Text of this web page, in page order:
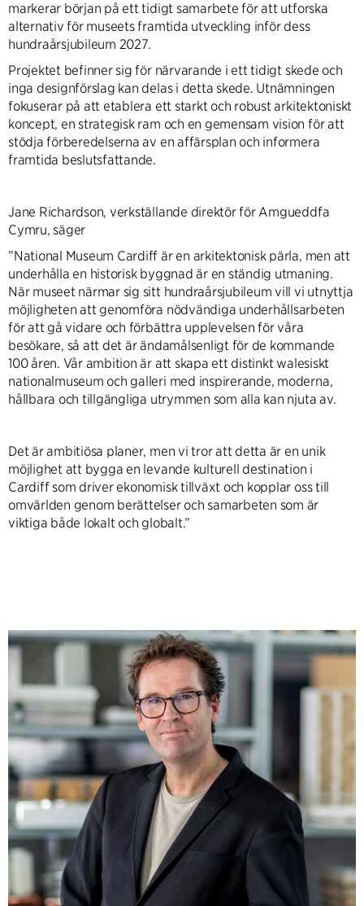
markerar början på ett tidigt samarbete för att utforska
alternativ för museets framtida utveckling inför dess
hundraårsjubileum 2027.
Projektet befinner sig för närvarande i ett tidigt skede och
inga designförslag kan delas i detta skede. Utnämningen
fokuserar på att etablera ett starkt och robust arkitektoniskt
koncept, en strategisk ram och en gemensam vision för att
stödja förberedelserna av en affärsplan och informera
framtida beslutsfattande.
Jane Richardson, verkställande direktör för Amgueddfa
Cymru, säger
”National Museum Cardiff är en arkitektonisk pärla, men att
underhålla en historisk byggnad är en ständig utmaning.
När museet närmar sig sitt hundraårsjubileum vill vi utnyttja
möjligheten att genomföra nödvändiga underhållsarbeten
för att gå vidare och förbättra upplevelsen för våra
besökare, så att det är ändamålsenligt för de kommande
100 åren. Vår ambition är att skapa ett distinkt walesiskt
nationalmuseum och galleri med inspirerande, moderna,
hållbara och tillgängliga utrymmen som alla kan njuta av.
Det är ambitiösa planer, men vi tror att detta är en unik
möjlighet att bygga en levande kulturell destination i
Cardiff som driver ekonomisk tillväxt och kopplar oss till
omvärlden genom berättelser och samarbeten som är
viktiga både lokalt och globalt.”